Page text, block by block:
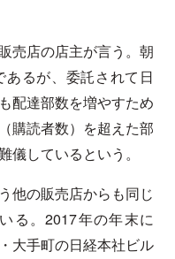
売店の店主が言う。朝
るが、委託されて日
配達部数を増やすため
購読者数）を超えた部
儀しているという。
他の販売店からも同じ
る。2017年の年末に
大手町の日経本社ビル